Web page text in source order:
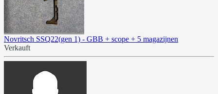
Novritsch SSQ22(gen 1) - GBB + scope + 5 magazijnen
Verkauft